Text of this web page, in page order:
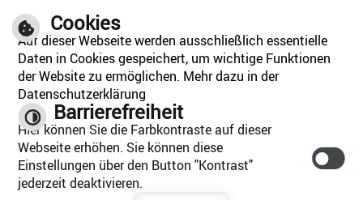
Marktplatz 26
97346 Iphofen
E-Mail schreiben
ÖFFNUNGSZEITEN
Mo, Di, Mi, Do:
Mittwoch:
Freitag:
08:00 - 12:30 Uhr 14:00 - 16:30 Uhr
Nachmittag geschlossen
08:00 - 12:30
Cookies
Auf dieser Webseite werden ausschließlich essentielle
Daten in Cookies gespeichert, um wichtige Funktionen
der Website zu ermöglichen. Mehr dazu in der
Datenschutzerklärung
Barrierefreiheit
Hier können Sie die Farbkontraste auf dieser
Webseite erhöhen. Sie können diese
Einstellungen über den Button "Kontrast"
jederzeit deaktivieren.